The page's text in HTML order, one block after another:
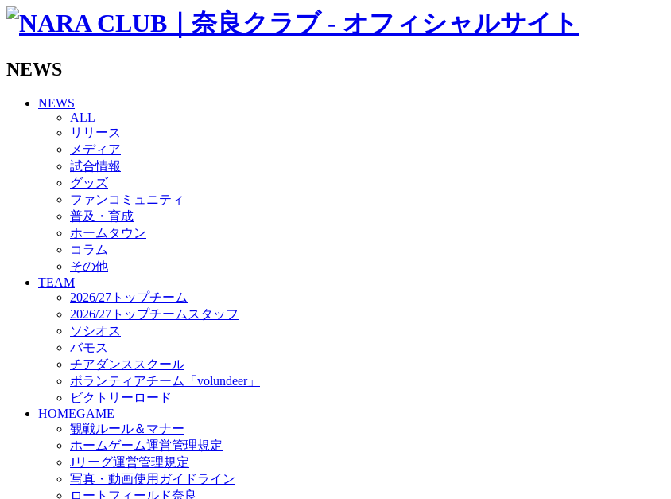
その他
バモス
チアダンススクール
ボランティアチーム「volundeer」
ビクトリーロード
HOMEGAME
観戦ルール＆マナー
ホームゲーム運営管理規定
Jリーグ運営管理規定
写真・動画使用ガイドライン
ロートフィールド奈良
SCHEDULE
2026/27
練習見学時のファンサービスについて
TICKET
奈良クラブ明治安田J3リーグ2026/27シーズン試合観戦チケット
奈良クラブ明治安田Ｊ3リーグ 2026/27シーズン「鹿パス」
観戦ルール＆マナー
FANCOMMUNITY
2026/27ファンコミュニティ
サポートショップ
GOODS
オフィシャルストア（実店舗）
オンラインストア
ACADEMY
アカデミーについて
NEWS
NEWS
ALL
リリース
メディア
試合情報
グッズ
ファンコミュニティ
普及・育成
ホームタウン
コラム
その他
TEAM
2026/27トップチーム
2026/27トップチームスタッフ
ソシオス
バモス
チアダンススクール
ボランティアチーム「volundeer」
ビクトリーロード
HOMEGAME
観戦ルール＆マナー
ホームゲーム運営管理規定
Jリーグ運営管理規定
写真・動画使用ガイドライン
ロートフィールド奈良